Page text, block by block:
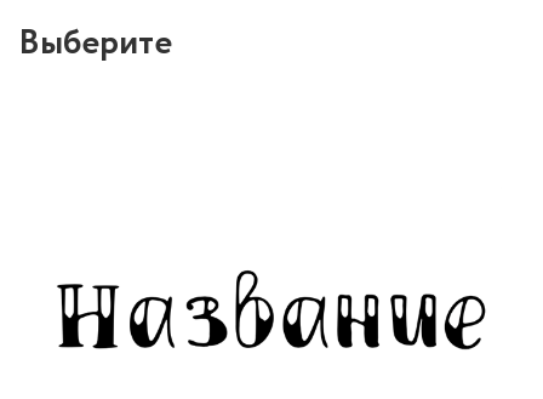
Выберите